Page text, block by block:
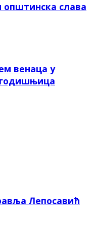
слава
венаца у
Лепосавић